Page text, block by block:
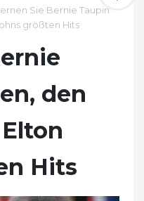
Sie Bernie Taupin
größten Hits
den
Hits